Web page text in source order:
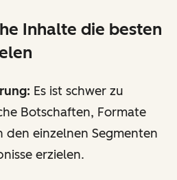
Inhalte die besten
Es ist schwer zu
Botschaften, Formate
den einzelnen Segmenten
erzielen.